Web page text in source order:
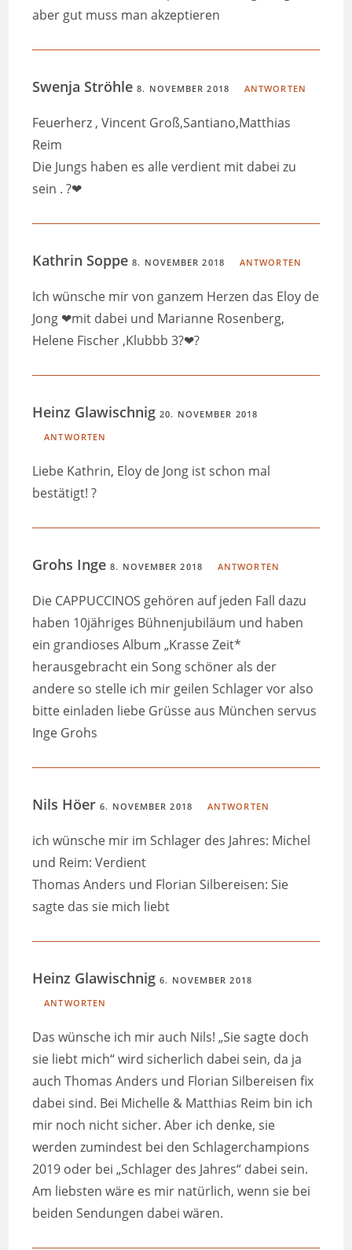
aber gut muss man akzeptieren
Swenja Ströhle8. NOVEMBER 2018 ANTWORTEN
Feuerherz , Vincent Groß,Santiano,Matthias
Reim
Die Jungs haben es alle verdient mit dabei zu
sein . ?❤
Kathrin Soppe8. NOVEMBER 2018 ANTWORTEN
Ich wünsche mir von ganzem Herzen das Eloy de
Jong ❤mit dabei und Marianne Rosenberg,
Helene Fischer ,Klubbb 3?❤?
Heinz Glawischnig20. NOVEMBER 2018
ANTWORTEN
Liebe Kathrin, Eloy de Jong ist schon mal
bestätigt! ?
Grohs Inge8. NOVEMBER 2018 ANTWORTEN
Die CAPPUCCINOS gehören auf jeden Fall dazu
haben 10jähriges Bühnenjubiläum und haben
ein grandioses Album „Krasse Zeit*
herausgebracht ein Song schöner als der
andere so stelle ich mir geilen Schlager vor also
bitte einladen liebe Grüsse aus München servus
Inge Grohs
Nils Höer6. NOVEMBER 2018 ANTWORTEN
ich wünsche mir im Schlager des Jahres: Michel
und Reim: Verdient
Thomas Anders und Florian Silbereisen: Sie
sagte das sie mich liebt
Heinz Glawischnig6. NOVEMBER 2018
ANTWORTEN
Das wünsche ich mir auch Nils! „Sie sagte doch
sie liebt mich“ wird sicherlich dabei sein, da ja
auch Thomas Anders und Florian Silbereisen fix
dabei sind. Bei Michelle & Matthias Reim bin ich
mir noch nicht sicher. Aber ich denke, sie
werden zumindest bei den Schlagerchampions
2019 oder bei „Schlager des Jahres“ dabei sein.
Am liebsten wäre es mir natürlich, wenn sie bei
beiden Sendungen dabei wären.